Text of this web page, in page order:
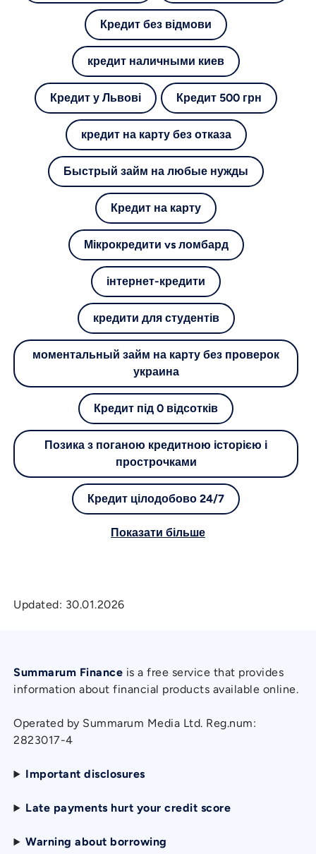
Кредит без відмови
кредит наличными киев
Кредит у Львові Кредит 500 грн
кредит на карту без отказа
Быстрый займ на любые нужды
Кредит на карту
Мікрокредити vs ломбард
інтернет-кредити
кредити для студентів
моментальный займ на карту без проверок
украина
Кредит під 0 відсотків
Позика з поганою кредитною історією і
прострочками
Кредит цілодобово 24/7
Показати більше
Updated: 30.01.2026
Summarum Finance is a free service that provides
information about financial products available online.
Operated by Summarum Media Ltd. Reg.num:
2823017-4
Important disclosures
Late payments hurt your credit score
Warning about borrowing